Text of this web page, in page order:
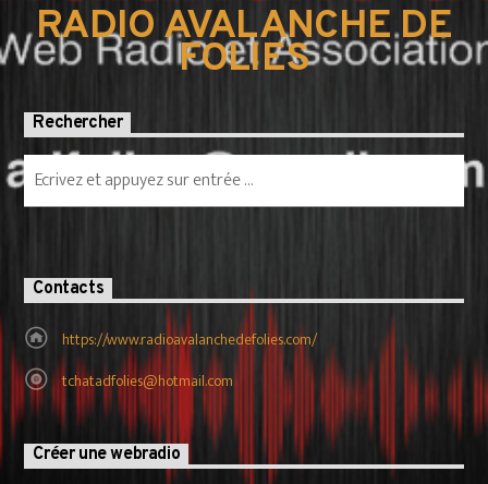
RADIO AVALANCHE DE
FOLIES
Rechercher
Contacts
https://www.radioavalanchedefolies.com/
tchatadfolies@hotmail.com
Créer une webradio